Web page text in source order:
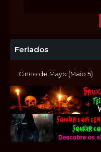
Feriados
Cinco de Mayo (Maio 5)